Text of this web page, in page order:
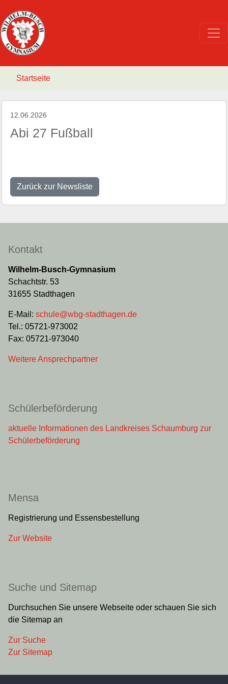
Startseite
12.06.2026
Abi 27 Fußball
Zurück zur Newsliste
Kontakt
Wilhelm-Busch-Gymnasium
Schachtstr. 53
31655 Stadthagen
E-Mail: schule@wbg-stadthagen.de
Tel.: 05721-973002
Fax: 05721-973040
Weitere Ansprechpartner
Schülerbeförderung
aktuelle Informationen des Landkreises Schaumburg zur
Schülerbeförderung
Mensa
Registrierung und Essensbestellung
Zur Website
Suche und Sitemap
Durchsuchen Sie unsere Webseite oder schauen Sie sich
die Sitemap an
Zur Suche
Zur Sitemap